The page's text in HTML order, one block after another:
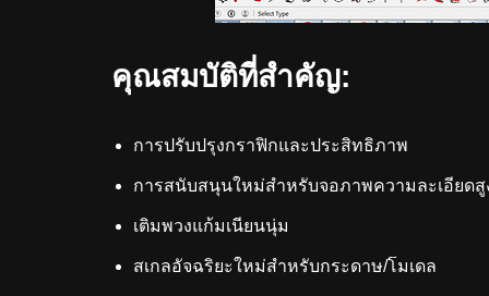
คุณสมบัติที่สำคัญ:
การปรับปรุงกราฟิกและประสิทธิภาพ
การสนับสนุนใหม่สำหรับจอภาพความละเอียดสู
เติมพวงแก้มเนียนนุ่ม
สเกลอัจฉริยะใหม่สำหรับกระดาษ/โมเดล